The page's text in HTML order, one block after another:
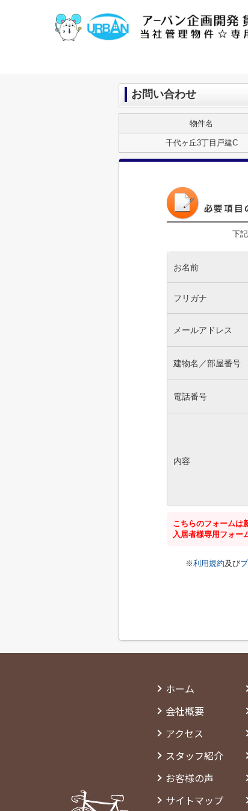
お問い合わせ
物件名
千代ヶ丘3丁目戸建C
下
お名前
フリガナ
メールアドレス
建物名／部屋番号
電話番号
内容
こちらのフォームは
入居者様専用フォー
※利用規約及び
ホーム
会社概要
アクセス
スタッフ紹介
お客様の声
サイトマップ